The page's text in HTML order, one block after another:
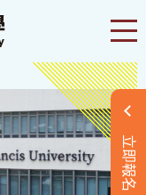
立即報名